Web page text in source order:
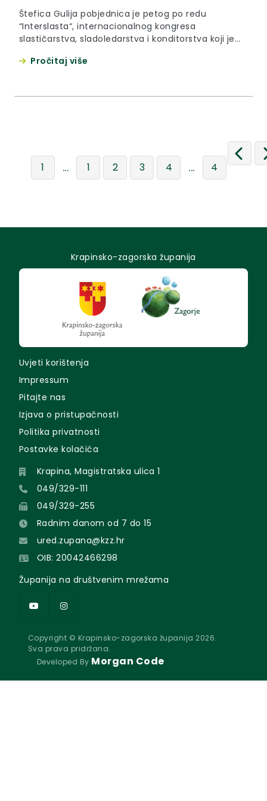
Štefica Gulija pobjednica je petog po redu
“Interslasta“, internacionalnog kongresa
slastičarstva, sladoledarstva i konditorstva koji je
2016. godine.
Pročitaj više
1 ... 1 2 3 4 ... 4
Krapinsko-zagorska županija
Uvjeti korištenja
Impressum
Pitajte nas
Izjava o pristupačnosti
Politika privatnosti
Postavke kolačića
Krapina, Magistratska ulica 1
049/329-111
049/329-255
Radnim danom od 7 do 15
ured.zupana@kzz.hr
OIB: 20042466298
Županija na društvenim mrežama
Copyright © Krapinsko-zagorska županija 2026.
Sva prava pridržana.
Developed By Morgan Code